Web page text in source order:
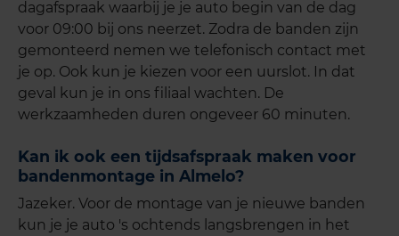
dagafspraak waarbij je je auto begin van de dag
voor 09:00 bij ons neerzet. Zodra de banden zijn
gemonteerd nemen we telefonisch contact met
je op. Ook kun je kiezen voor een uurslot. In dat
geval kun je in ons filiaal wachten. De
werkzaamheden duren ongeveer 60 minuten.
Kan ik ook een tijdsafspraak maken voor
bandenmontage in Almelo?
Jazeker. Voor de montage van je nieuwe banden
kun je je auto 's ochtends langsbrengen in het